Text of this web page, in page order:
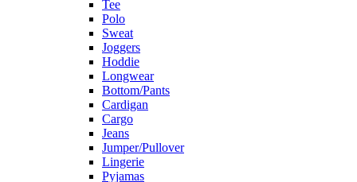
Tee
Polo
Sweat
Joggers
Hoddie
Longwear
Bottom/Pants
Cardigan
Cargo
Jeans
Jumper/Pullover
Lingerie
Pyjamas